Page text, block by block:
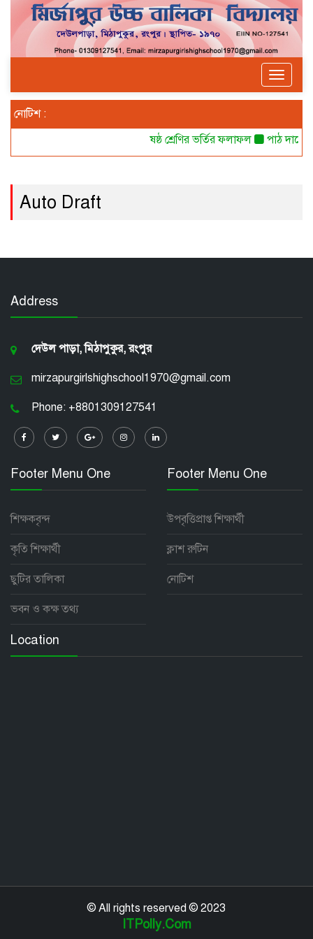
Toggle
নোটিশ :
ষষ্ঠ শ্রেণির ভর্তির ফলাফল
পাঠ
Auto Draft
Address
দেউল পাড়া, মিঠাপুকুর, রংপুর
mirzapurgirlshighschool1970@gmail.com
Phone: +8801309127541
Footer Menu One
শিক্ষকবৃন্দ
কৃতি শিক্ষার্থী
ছুটির তালিকা
ভবন ও কক্ষ তথ্য
Footer Menu One
উপবৃত্তিপ্রাপ্ত শিক্ষার্থী
ক্লাশ রুটিন
নোটিশ
Location
© All rights reserved © 2023
ITPolly.Com